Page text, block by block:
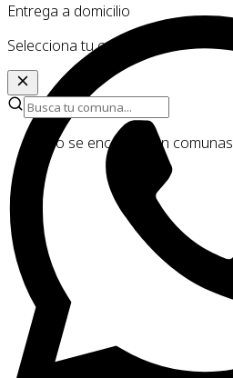
Entrega a domicilio
Selecciona tu comuna
No se encontraron comunas